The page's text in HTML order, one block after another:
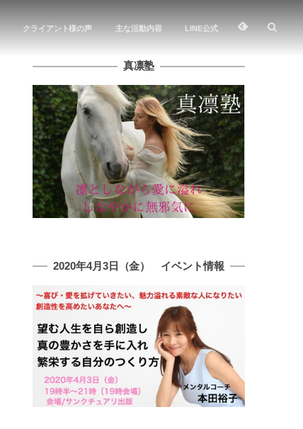
クライアント様の声 主な活動内容 LINE公式
真凛塾
2020年4月3日（金） イベント情報